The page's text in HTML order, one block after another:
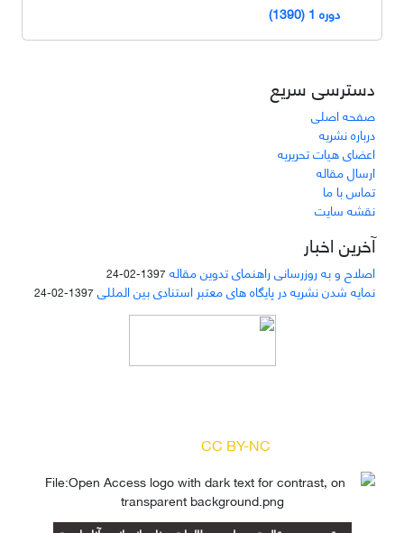
دوره 1 (1390)
دسترسی سریع
صفحه اصلی
درباره نشریه
اعضای هیات تحریریه
ارسال مقاله
تماس با ما
نقشه سایت
آخرین اخبار
اصلاح و به روزرسانی راهنمای تدوین مقاله 1397-02-24
نمایه شدن نشریه در پایگاه های معتبر استنادی بین المللی 1397-02-24
CC BY-NC